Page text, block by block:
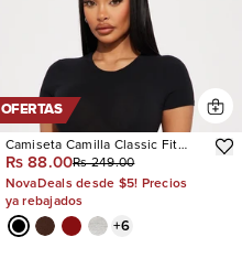
OFERTAS
Camiseta Camilla Classic Fit
Crew Neck
Rs 88.00Rs 249.00
NovaDeals desde $5! Precios
ya rebajados
+6